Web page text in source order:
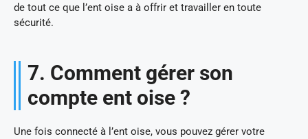
de tout ce que l’ent oise a à offrir et travailler en toute
sécurité.
7. Comment gérer son
compte ent oise ?
Une fois connecté à l’ent oise, vous pouvez gérer votre